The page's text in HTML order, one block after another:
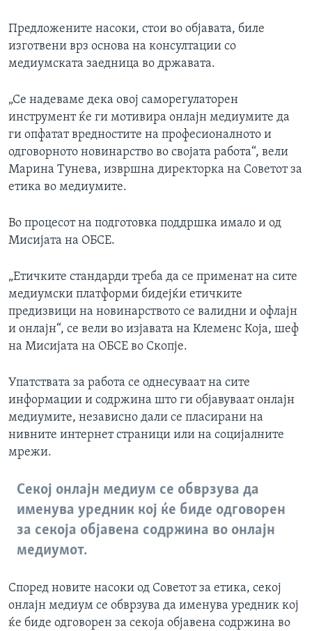
Предложените насоки, стои во објавата, биле
изготвени врз основа на консултации со
медиумската заедница во државата.
„Се надеваме дека овој саморегулаторен
инструмент ќе ги мотивира онлајн медиумите да
ги опфатат вредностите на професионалното и
одговорното новинарство во својата работа“, вели
Марина Тунева, извршна директорка на Советот за
етика во медиумите.
Во процесот на подготовка поддршка имало и од
Мисијата на ОБСЕ.
„Етичките стандарди треба да се применат на сите
медиумски платформи бидејќи етичките
предизвици на новинарството се валидни и офлајн
и онлајн“, се вели во изјавата на Клеменс Која, шеф
на Мисијата на ОБСЕ во Скопје.
Упатствата за работа се однесуваат на сите
информации и содржина што ги објавуваат онлајн
медиумите, независно дали се пласирани на
нивните интернет страници или на социјалните
мрежи.
Секој онлајн медиум се обврзува да
именува уредник кој ќе биде одговорен
за секоја објавена содржина во онлајн
медиумот.
Според новите насоки од Советот за етика, секој
онлајн медиум се обврзува да именува уредник кој
ќе биде одговорен за секоја објавена содржина во